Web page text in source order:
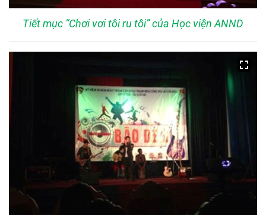
Tiết mục “Chơi vơi tôi ru tôi” của Học viện ANND